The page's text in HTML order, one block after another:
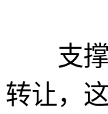
支撑
转让，